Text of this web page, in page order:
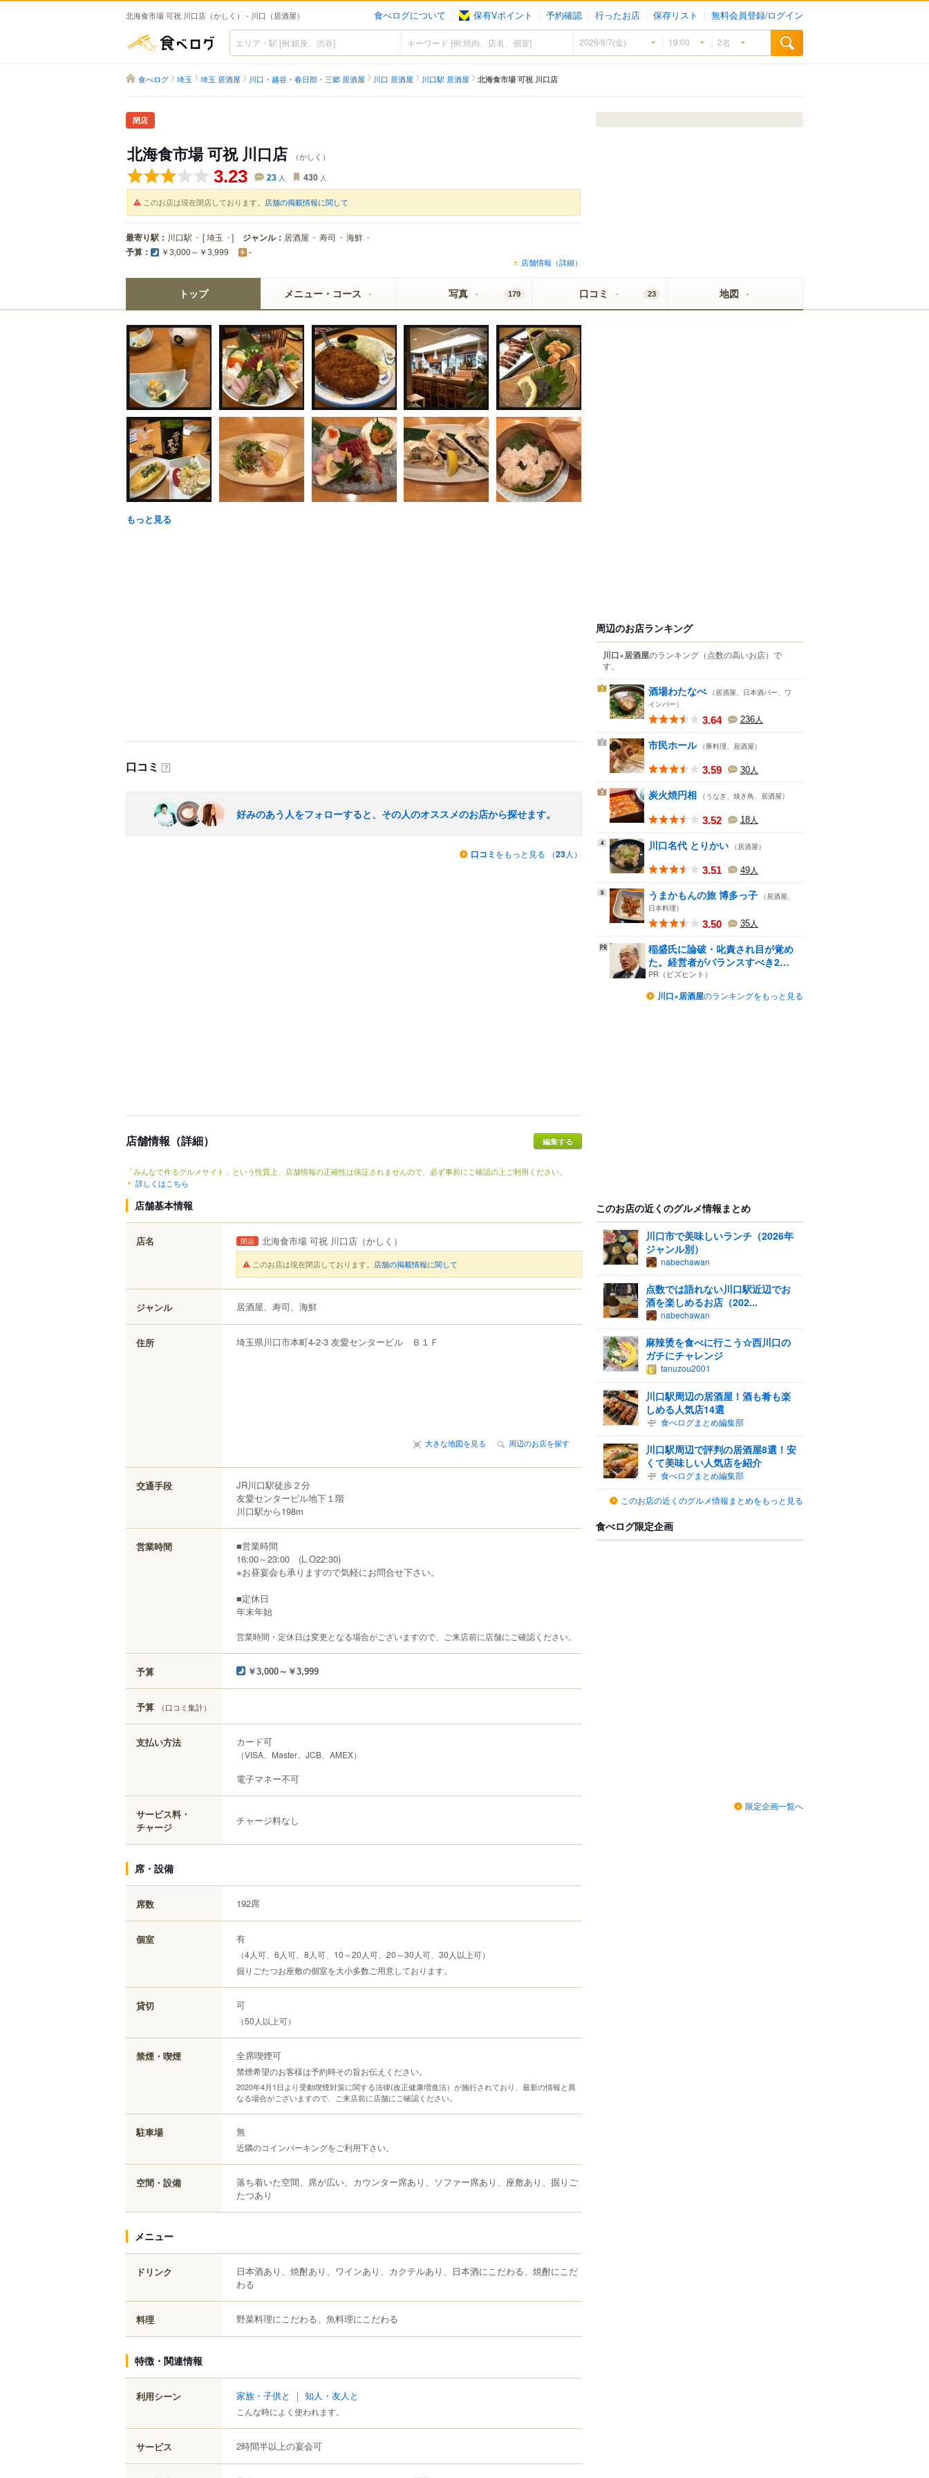
北海食市場 可祝 川口店（かしく） - 川口（居酒屋） 食べログについて 保有Vポイント 予約確認 行ったお店 保存リスト 無料会員登録/ログイン
食べログ
食べログ 埼玉 埼玉 居酒屋 川口・越谷・春日部・三郷 居酒屋 川口 居酒屋 川口駅 居酒屋 北海食市場 可祝 川口店
閉店
北海食市場 可祝 川口店 （かしく）
3.23 23 人 430 人
このお店は現在閉店しております。 店舗の掲載情報に関して
最寄り駅： 川口駅 [埼玉 ] ジャンル： 居酒屋 寿司 海鮮
予算： ￥3,000～￥3,999 -
店舗情報（詳細）
トップ メニュー・コース 写真 179 口コミ 23 地図
もっと見る
口コミ ？
好みのあう人をフォローすると、その人のオススメのお店から探せます。
口コミ をもっと見る （23人）
店舗情報（詳細） 編集する
「みんなで作るグルメサイト」という性質上、店舗情報の正確性は保証されませんので、必ず事前にご確認の上ご利用ください。
詳しくはこちら
店舗基本情報
店名 閉店 北海食市場 可祝 川口店 （かしく）
このお店は現在閉店しております。 店舗の掲載情報に関して
ジャンル 居酒屋、寿司、海鮮
住所 埼玉県川口市本町4-2-3 友愛センタービル Ｂ１Ｆ
大きな地図を見る 周辺のお店を探す
交通手段
JR川口駅徒歩２分
友愛センタービル地下１階
川口駅から198m
営業時間
■営業時間
16:00～23:00 (L.O22:30)
※お昼宴会も承りますので気軽にお問合せ下さい。
■定休日
年末年始
営業時間・定休日は変更となる場合がございますので、ご来店前に店舗にご確認ください。
予算 ￥3,000～￥3,999
予算 （口コミ集計）
支払い方法 カード可
（VISA、Master、JCB、AMEX）
電子マネー不可
サービス料・
チャージ
チャージ料なし
席・設備
席数 192席
個室 有
（4人可、6人可、8人可、10～20人可、20～30人可、30人以上可）
掘りごたつお座敷の個室を大小多数ご用意しております。
貸切 可
（50人以上可）
禁煙・喫煙 全席喫煙可
禁煙希望のお客様は予約時その旨お伝えください。
2020年4月1日より受動喫煙対策に関する法律(改正健康増進法）が施行されており、最新の情報と異
なる場合がございますので、ご来店前に店舗にご確認ください。
駐車場 無
近隣のコインパーキングをご利用下さい。
空間・設備
落ち着いた空間、席が広い、カウンター席あり、ソファー席あり、座敷あり、掘りご
たつあり
メニュー
ドリンク
日本酒あり、焼酎あり、ワインあり、カクテルあり、日本酒にこだわる、焼酎にこだ
わる
料理 野菜料理にこだわる、魚料理にこだわる
特徴・関連情報
利用シーン 家族・子供と ｜ 知人・友人と
こんな時によく使われます。
サービス 2時間半以上の宴会可
周辺のお店ランキング
川口×居酒屋のランキング （点数の高いお店） で
す。
1 酒場わたなべ （居酒屋、日本酒バー、ワ
インバー）
3.64 236人
2 市民ホール （豚料理、居酒屋）
3.59 30人
3 炭火焼円相 （うなぎ、焼き鳥、居酒屋）
3.52 18人
4 川口名代 とりかい （居酒屋）
3.51 49人
5 うまかもんの旅 博多っ子 （居酒屋、
日本料理）
3.50 35人
稲盛氏に論破・叱責され目が覚め
た。経営者がバランスすべき2
つ...
PR（ビズヒント）
川口×居酒屋のランキングをもっと見る
このお店の近くのグルメ情報まとめ
川口市で美味しいランチ（2026年
ジャンル別）
nabechawan
点数では語れない川口駅近辺でお
酒を楽しめるお店（202...
nabechawan
麻辣烫を食べに行こう☆西川口の
ガチにチャレンジ
tanuzou2001
川口駅周辺の居酒屋！酒も肴も楽
しめる人気店14選
食べログまとめ編集部
川口駅周辺で評判の居酒屋8選！安
くて美味しい人気店を紹介
食べログまとめ編集部
このお店の近くのグルメ情報まとめをもっと見る
食べログ限定企画
限定企画一覧へ